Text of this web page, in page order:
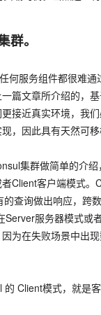
群。
何服务组件都很难
篇文章所介绍的，
接近真实环境，我们
此具有天然可移植
群做简单的介绍，
Client客户端模式
查询做出响应，跨
服务器模式或者
为在失败场景中出
的 Client模式，就是